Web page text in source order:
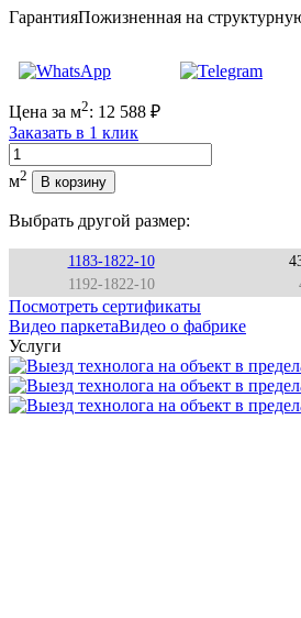
ГарантияПожизненная на
Цена за м2: 12 588 ₽
Заказать в 1 клик
Количество
м2 В корзину
Выбрать другой размер:
1183-1822-10
1192-1822-10
Посмотреть сертификаты
Видео паркетаВидео о фабрике
Услуги